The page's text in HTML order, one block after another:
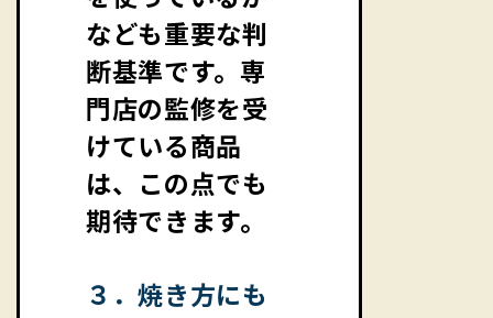
なども重要な判
断基準です。専
門店の監修を受
けている商品
は、この点でも
期待できます。
３．焼き方にも